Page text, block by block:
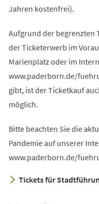
Jahren kostenfrei).
Aufgrund der begrenzten
der Ticketerwerb im
Marienplatz oder im
www.paderborn.de/
gibt, ist der Ticketkauf
möglich.
Bitte beachten Sie die
Pandemie auf unserer
www.paderborn.de/
Tickets für